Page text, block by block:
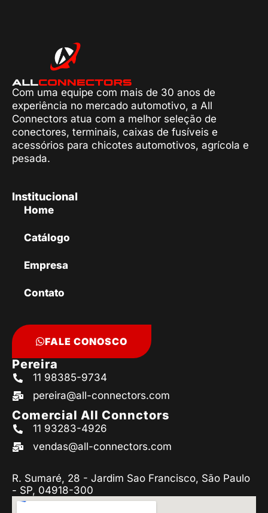
Com uma equipe com mais de 30 anos de
experiência no mercado automotivo, a All
Connectors atua com a melhor seleção de
conectores, terminais, caixas de fusíveis e
acessórios para chicotes automotivos, agrícola e
pesada.
Institucional
Home
Catálogo
Empresa
Contato
FALE CONOSCO
Pereira
11 98385-9734
pereira@all-connectors.com
Comercial All Connctors
11 93283-4926
vendas@all-connectors.com
R. Sumaré, 28 - Jardim Sao Francisco, São Paulo
- SP, 04918-300